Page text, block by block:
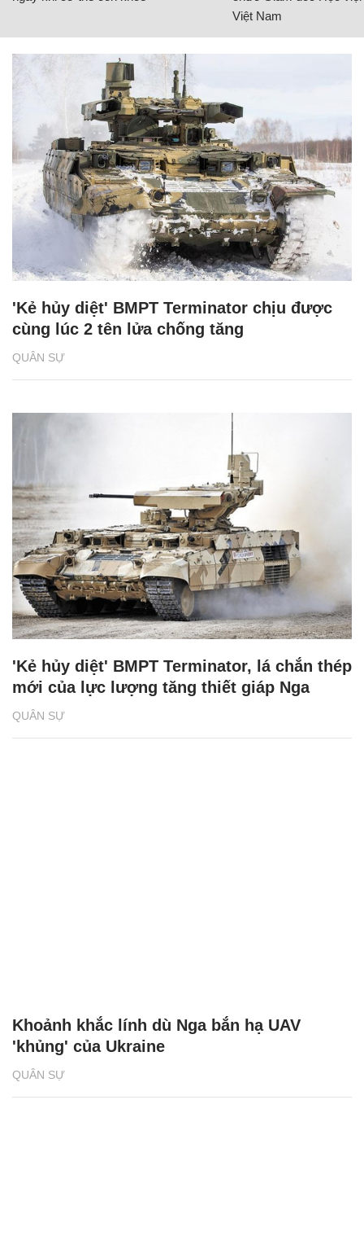
Việt Nam
QUÂN SỰ
'Kẻ hủy diệt' BMPT Terminator chịu được
cùng lúc 2 tên lửa chống tăng
QUÂN SỰ
'Kẻ hủy diệt' BMPT Terminator, lá chắn thép
mới của lực lượng tăng thiết giáp Nga
QUÂN SỰ
Khoảnh khắc lính dù Nga bắn hạ UAV
'khủng' của Ukraine